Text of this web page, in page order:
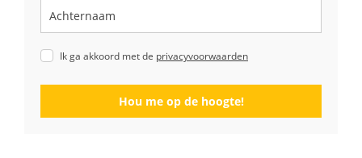
Ik ga akkoord met de privacyvoorwaarden
Hou me op de hoogte!